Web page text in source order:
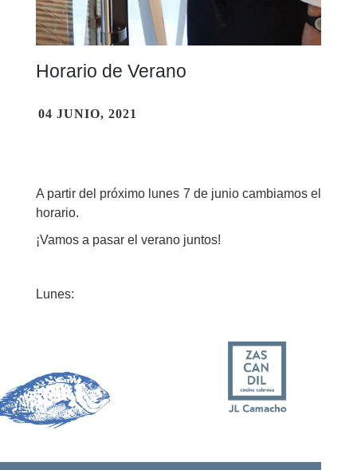
Horario de Verano
04 JUNIO, 2021
A partir del próximo lunes 7 de junio cambiamos el
horario.
¡Vamos a pasar el verano juntos!
Lunes: